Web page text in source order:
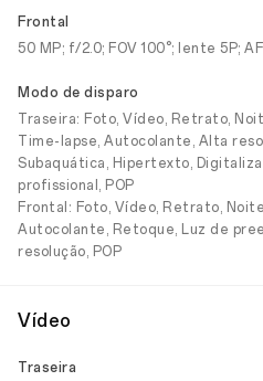
Frontal
50 MP; f/2.0; FOV 100°; lente 5P;
Modo de disparo
Traseira: Foto, Vídeo, Retrato,
Time-lapse, Autocolante, Alta
Subaquática, Hipertexto,
profissional, POP
Frontal: Foto, Vídeo, Retrato,
Autocolante, Retoque, Luz de
resolução, POP
Vídeo
Traseira